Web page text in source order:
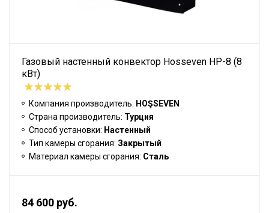
Газовый настенный конвектор Hosseven HP-8 (8
кВт)
Компания производитель: HOŞSEVEN
Страна производитель: Турция
Способ установки: Настенный
Тип камеры сгорания: Закрытый
Материал камеры сгорания: Сталь
84 600 руб.